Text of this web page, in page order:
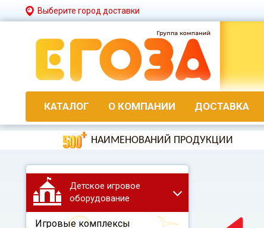
Выберите город доставки
КАТАЛОГ О КОМПАНИИ ДОСТАВКА
НАИМЕНОВАНИЙ ПРОДУКЦИИ
Детское игровое
оборудование
Игровые комплексы